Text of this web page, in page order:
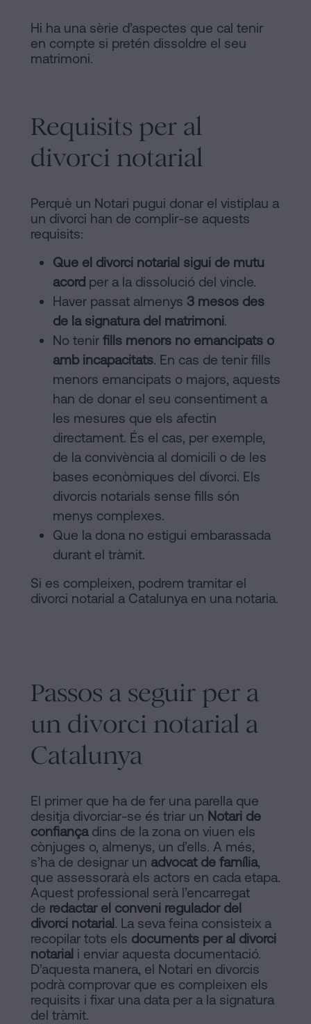
Hi ha una sèrie d’aspectes que cal tenir
en compte si pretén dissoldre el seu
matrimoni.
Requisits per al
divorci notarial
Perquè un Notari pugui donar el vistiplau a
un divorci han de complir-se aquests
requisits:
Que el divorci notarial sigui de mutu
acord per a la dissolució del vincle.
Haver passat almenys 3 mesos des
de la signatura del matrimoni.
No tenir fills menors no emancipats o
amb incapacitats. En cas de tenir fills
menors emancipats o majors, aquests
han de donar el seu consentiment a
les mesures que els afectin
directament. És el cas, per exemple,
de la convivència al domicili o de les
bases econòmiques del divorci. Els
divorcis notarials sense fills són
menys complexes.
Que la dona no estigui embarassada
durant el tràmit.
Si es compleixen, podrem tramitar el
divorci notarial a Catalunya en una notaria.
Passos a seguir per a
un divorci notarial a
Catalunya
El primer que ha de fer una parella que
desitja divorciar-se és triar un Notari de
confiançadins de la zona on viuen els
cònjuges o, almenys, un d’ells. A més,
s’ha de designar un advocat de família,
que assessorarà els actors en cada etapa.
Aquest professional serà l’encarregat
de redactar el conveni regulador del
divorci notarial. La seva feina consisteix a
recopilar tots els documents per al divorci
notarial i enviar aquesta documentació.
D’aquesta manera, el Notari en divorcis
podrà comprovar que es compleixen els
requisits i fixar una data per a la signatura
del tràmit.